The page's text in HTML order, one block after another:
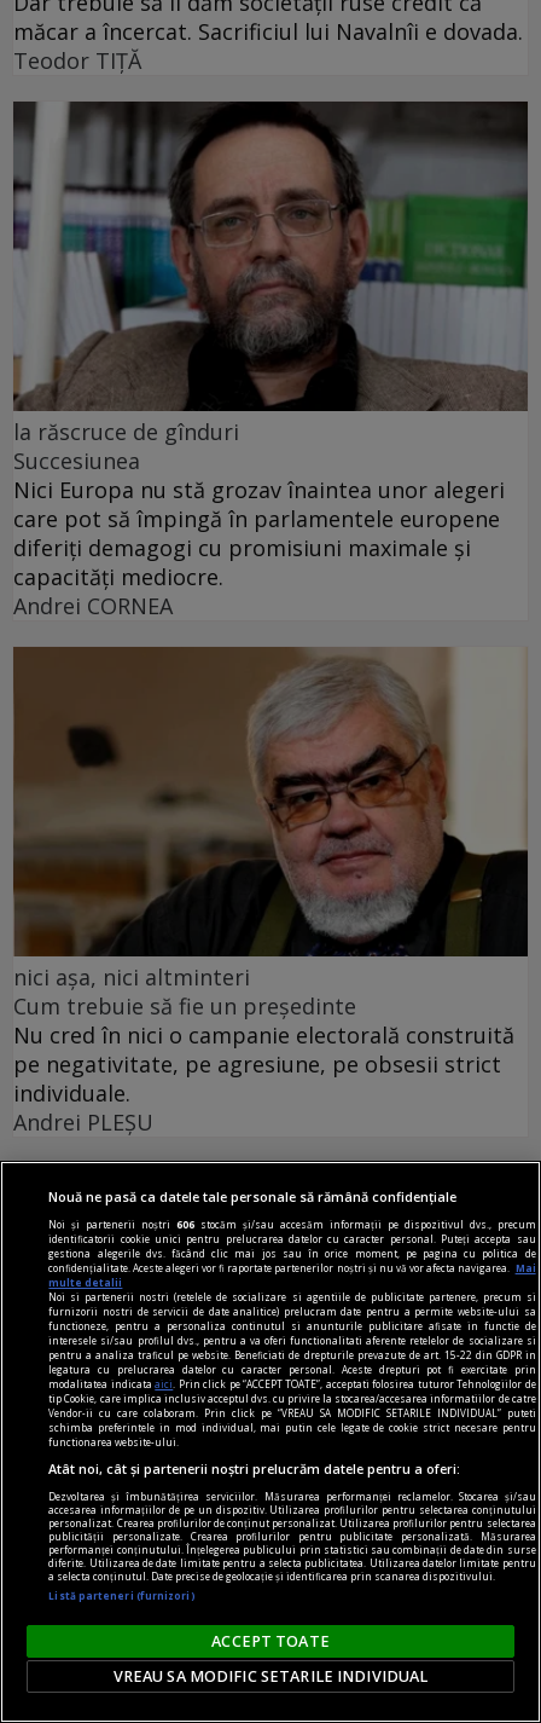
măcar a încercat. Sacrificiul lui Navalnîi e dovada.
Teodor TIŢĂ
la răscruce de gînduri
Succesiunea
Nici Europa nu stă grozav înaintea unor alegeri
care pot să împingă în parlamentele europene
diferiți demagogi cu promisiuni maximale și
capacități mediocre.
Andrei CORNEA
nici așa, nici altminteri
Cum trebuie să fie un președinte
Nu cred în nici o campanie electorală construită
pe negativitate, pe agresiune, pe obsesii strict
individuale.
Andrei PLEŞU
axa dus-întors
Avram Iancu – 200
Și totuși, posteritatea lui este impresionantă și
oricine mai simte românește nu poate să nu
simtă o înaltă emoție gîndindu-se la el.
Nouă ne pasă ca datele tale personale să rămână confidențiale
Noi și partenerii noștri606 stocăm și/sau accesăm informații pe dispozitivul dvs., precum
identificatorii cookie unici pentru prelucrarea datelor cu caracter personal. Puteți accepta sau
gestiona alegerile dvs. făcând clic mai jos sau în orice moment, pe pagina cu politica de
confidențialitate. Aceste alegeri vor fi raportate partenerilor noștri și nu vă vor afecta navigarea.
Mai
multe detalii
Noi si partenerii nostri (retelele de socializare si agentiile de publicitate partenere, precum si
furnizorii nostri de servicii de date analitice) prelucram date pentru a permite website-ului sa
functioneze, pentru a personaliza continutul si anunturile publicitare afisate in functie de
interesele si/sau profilul dvs., pentru a va oferi functionalitati aferente retelelor de socializare si
pentru a analiza traficul pe website. Beneficiati de drepturile prevazute de art. 15-22 din GDPR in
legatura cu prelucrarea datelor cu caracter personal. Aceste drepturi pot fi exercitate prin
modalitatea indicataaici
. Prin click pe “ACCEPT TOATE”, acceptati folosirea tuturor Tehnologiilor de
tip Cookie, care implica inclusiv acceptul dvs. cu privire la stocarea/accesarea informatiilor de catre
Vendor-ii cu care colaboram. Prin click pe “VREAU SA MODIFIC SETARILE INDIVIDUAL” puteti
schimba preferintele in mod individual, mai putin cele legate de cookie strict necesare pentru
functionarea website-ului.
Atât noi, cât și partenerii noștri prelucrăm datele pentru a oferi:
Dezvoltarea și îmbunătățirea serviciilor. Măsurarea performanței reclamelor. Stocarea și/sau
accesarea informațiilor de pe un dispozitiv. Utilizarea profilurilor pentru selectarea conținutului
personalizat. Crearea profilurilor de conținut personalizat. Utilizarea profilurilor pentru selectarea
publicității personalizate. Crearea profilurilor pentru publicitate personalizată. Măsurarea
performanței conținutului. Înțelegerea publicului prin statistici sau combinații de date din surse
diferite. Utilizarea de date limitate pentru a selecta publicitatea. Utilizarea datelor limitate pentru
a selecta conținutul. Date precise de geolocație și identificarea prin scanarea dispozitivului.
Listă parteneri (furnizori)
ACCEPT TOATE
VREAU SA MODIFIC SETARILE INDIVIDUAL